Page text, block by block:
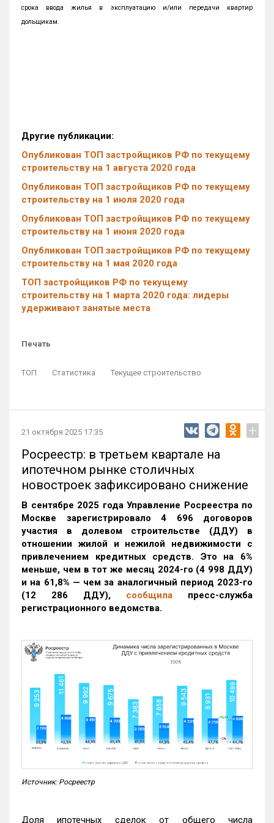
срока ввода жилья в эксплуатацию и/или передачи квартир
дольщикам.
Другие публикации:
Опубликован ТОП застройщиков РФ по текущему
строительству на 1 августа 2020 года
Опубликован ТОП застройщиков РФ по текущему
строительству на 1 июля 2020 года
Опубликован ТОП застройщиков РФ по текущему
строительству на 1 июня 2020 года
Опубликован ТОП застройщиков РФ по текущему
строительству на 1 мая 2020 года
ТОП застройщиков РФ по текущему
строительству на 1 марта 2020 года: лидеры
удерживают занятые места
Печать
ТОП Статистика Текущее строительство
21 октября 2025 17:35 +
Росреестр: в третьем квартале на
ипотечном рынке столичных
новостроек зафиксировано снижение
В сентябре 2025 года Управление Росреестра по
Москве зарегистрировало 4 696 договоров
участия в долевом строительстве (ДДУ) в
отношении жилой и нежилой недвижимости с
привлечением кредитных средств. Это на 6%
меньше, чем в тот же месяц 2024-го (4 998 ДДУ)
и на 61,8% — чем за аналогичный период 2023-го
(12 286 ДДУ), сообщила пресс-служба
регистрационного ведомства.
Источник: Росреестр
Доля ипотечных сделок от общего числа